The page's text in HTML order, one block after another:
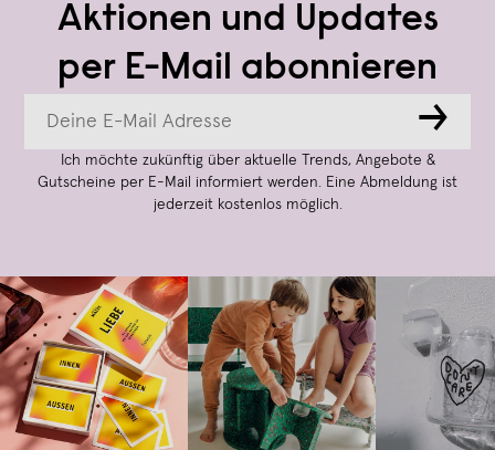
Aktionen und Updates
per E-Mail abonnieren
→
Ich möchte zukünftig über aktuelle Trends, Angebote &
Gutscheine per E-Mail informiert werden. Eine Abmeldung ist
jederzeit kostenlos möglich.